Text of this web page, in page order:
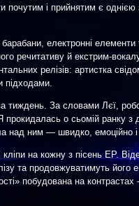
почутим і прийнятим є
електронні елементи
речитативу й екстрим-
релізів: артистка
За словами Лєї,
о сьомій ранку з
над ним — швидко, емоційно і
на кожну з пісень EP.
та продовжуватимуть його
побудована на